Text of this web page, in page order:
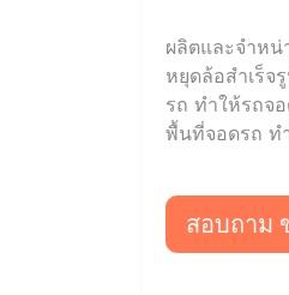
ผลิตและจำห
หยุดล้อสำเร็จ
รถ ทำให้รถจ
พื้นที่จอดรถ ท
สอบถาม